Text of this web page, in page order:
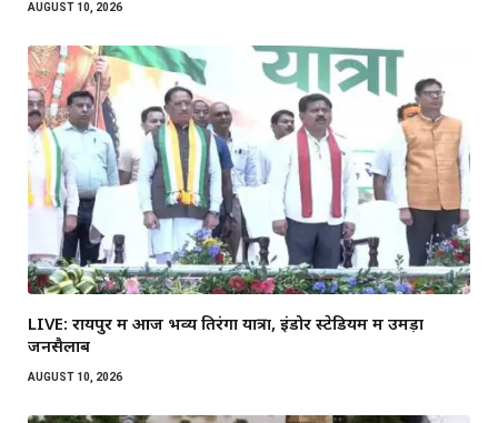
AUGUST 10, 2026
LIVE: रायपुर में आज भव्य तिरंगा यात्रा, इंडोर स्टेडियम में उमड़ा
जनसैलाब
AUGUST 10, 2026